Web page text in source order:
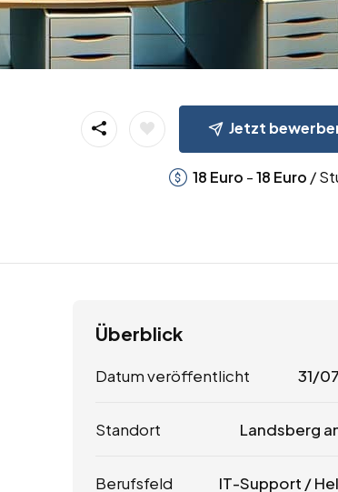
Jetzt
18 Euro -18 Euro /
Überblick
Datum veröffentlicht 31/
Standort Landsberg
Berufsfeld IT-Support /